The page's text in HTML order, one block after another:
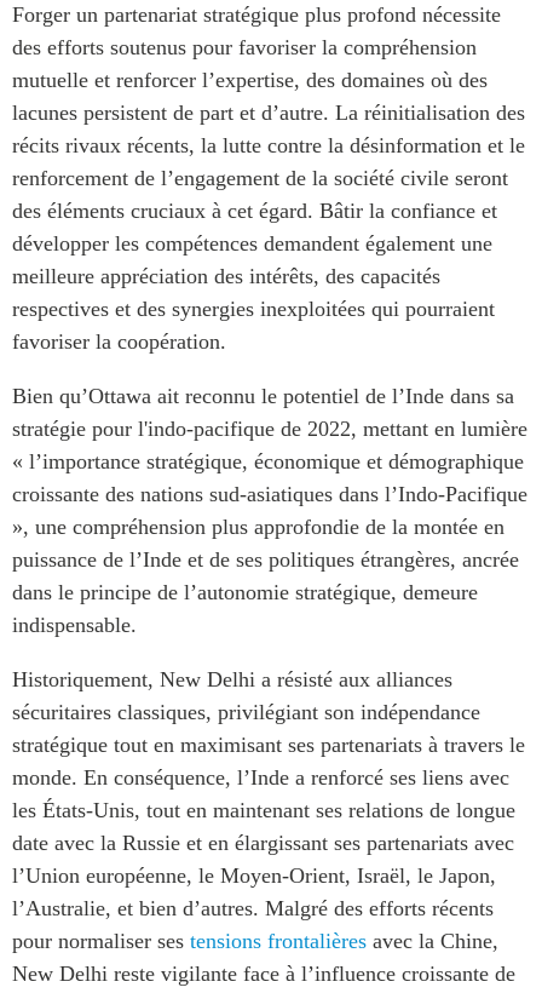
Forger un partenariat stratégique plus profond nécessite
des efforts soutenus pour favoriser la compréhension
mutuelle et renforcer l’expertise, des domaines où des
lacunes persistent de part et d’autre. La réinitialisation des
récits rivaux récents, la lutte contre la désinformation et le
renforcement de l’engagement de la société civile seront
des éléments cruciaux à cet égard. Bâtir la confiance et
développer les compétences demandent également une
meilleure appréciation des intérêts, des capacités
respectives et des synergies inexploitées qui pourraient
favoriser la coopération.
Bien qu’Ottawa ait reconnu le potentiel de l’Inde dans sa
stratégie pour l'indo-pacifique de 2022, mettant en lumière
« l’importance stratégique, économique et démographique
croissante des nations sud-asiatiques dans l’Indo-Pacifique
», une compréhension plus approfondie de la montée en
puissance de l’Inde et de ses politiques étrangères, ancrée
dans le principe de l’autonomie stratégique, demeure
indispensable.
Historiquement, New Delhi a résisté aux alliances
sécuritaires classiques, privilégiant son indépendance
stratégique tout en maximisant ses partenariats à travers le
monde. En conséquence, l’Inde a renforcé ses liens avec
les États-Unis, tout en maintenant ses relations de longue
date avec la Russie et en élargissant ses partenariats avec
l’Union européenne, le Moyen-Orient, Israël, le Japon,
l’Australie, et bien d’autres. Malgré des efforts récents
pour normaliser ses tensions frontalières avec la Chine,
New Delhi reste vigilante face à l’influence croissante de